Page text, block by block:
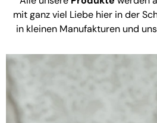
mit ganz viel Liebe hier in der
in kleinen Manufakturen und